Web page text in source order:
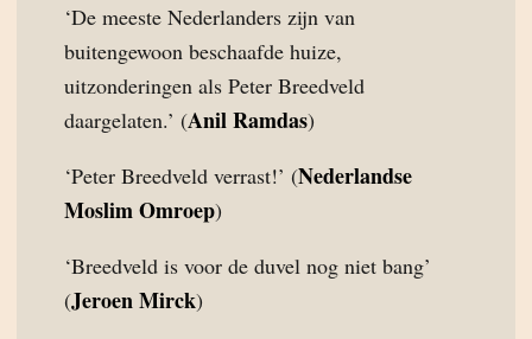
‘De meeste Nederlanders zijn van
buitengewoon beschaafde huize,
uitzonderingen als Peter Breedveld
daargelaten.’ (Anil Ramdas)
‘Peter Breedveld verrast!’ (Nederlandse
Moslim Omroep)
‘Breedveld is voor de duvel nog niet bang’
(Jeroen Mirck)